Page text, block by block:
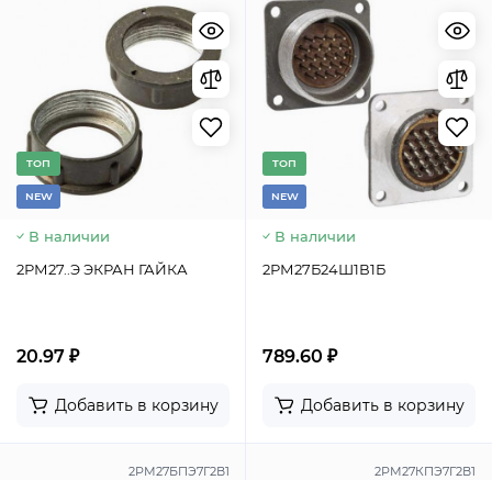
TОП
NEW
В наличии
2РМ27..Э ЭКРАН ГАЙКА
20.97 ₽
Добавить в корзину
TОП
NEW
В наличии
2РМ27Б24Ш1В1Б
789.60 ₽
Добавить в корзину
2РМ27БПЭ7Г2В1 2РМ27КПЭ7Г2В1